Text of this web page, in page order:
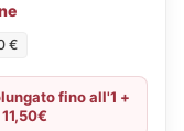
€
fino all'1 +